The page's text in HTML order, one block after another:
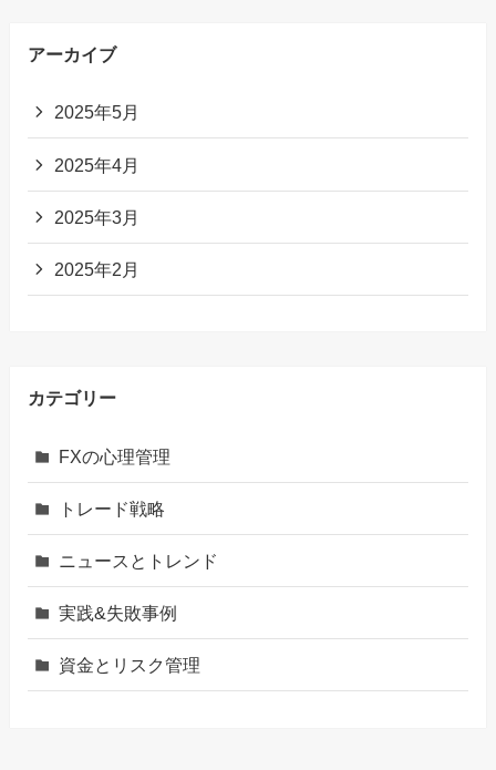
アーカイブ
2025年5月
2025年4月
2025年3月
2025年2月
カテゴリー
FXの心理管理
トレード戦略
ニュースとトレンド
実践&失敗事例
資金とリスク管理